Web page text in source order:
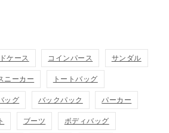
ケース コインパース サンダル
ニーカー トートバッグ
ッグ バックパック パーカー
ブーツ ボディバッグ